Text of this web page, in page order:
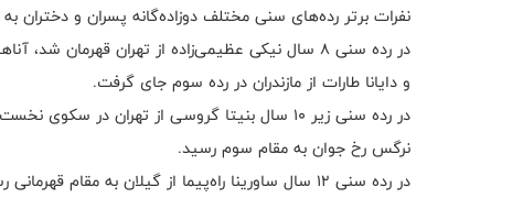
نفرات برتر رده‌های سنی مختلف دوزاده‌گانه پسران و دختران
در رده سنی 8 سال نیکی عظیمی‌زاده از تهران قهرمان
و دایانا طارات از مازندران در رده سوم جای گرفت.
در رده سنی زیر 10 سال بنیتا گروسی از تهران
نرگس رخ جوان به مقام سوم رسید.
در رده سنی 12 سال ساورینا راه‌پیما از گیلان به